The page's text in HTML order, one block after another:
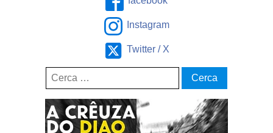
Instagram
Twitter / X
Ricerca
per: